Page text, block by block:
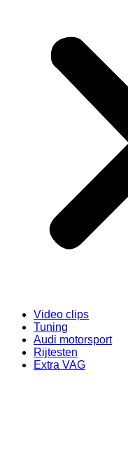
Video clips
Tuning
Audi motorsport
Rijtesten
Extra VAG